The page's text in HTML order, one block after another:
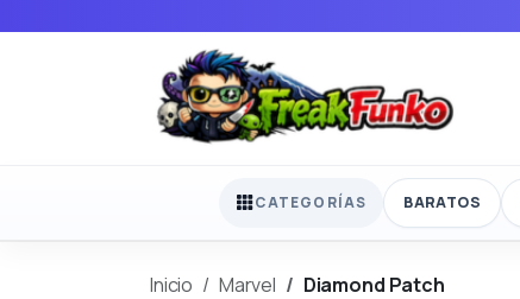
CATEGORÍAS BARATOS
Inicio Marvel Diamond Patch